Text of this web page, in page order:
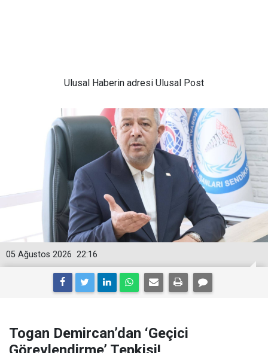
Ulusal Haberin adresi Ulusal Post
22:16
05 Ağustos 2026
Togan Demircan’dan ‘Geçici